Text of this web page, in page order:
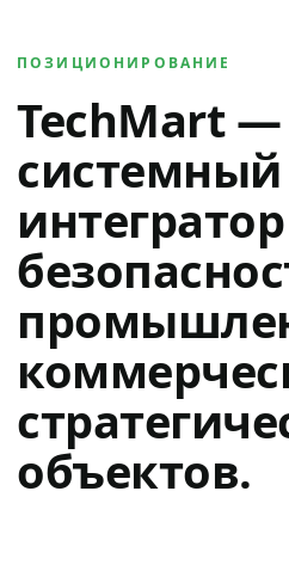
ПОЗИЦИОНИРОВАНИЕ
TechMart —
системный
интегратор
объектов.